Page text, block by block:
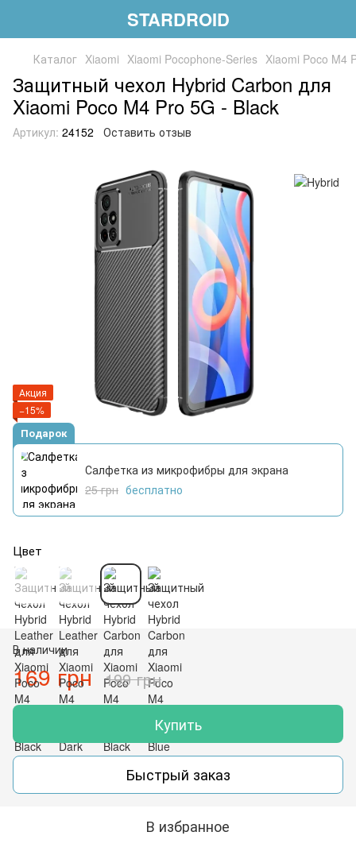
STARDROID
Каталог Xiaomi Xiaomi Pocophone-Series Xiaomi Poco M4
Защитный чехол Hybrid Carbon для
Xiaomi Poco M4 Pro 5G - Black
Артикул: 24152 Оставить отзыв
Акция
−15%
Подарок
Салфетка из микрофибры для экрана
25 грн бесплатно
Цвет
В наличии
169 грн 199 грн
Купить
Быстрый заказ
В избранное